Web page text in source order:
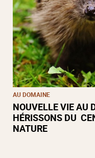
AU DOMAINE
NOUVELLE VIE AU
HÉRISSONS DU
NATURE